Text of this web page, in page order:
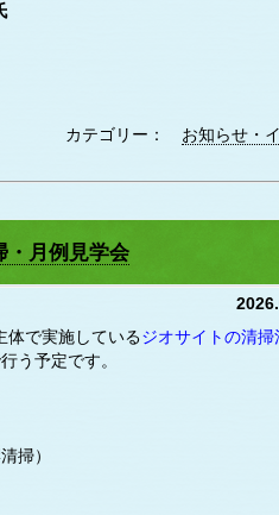
カテゴリー： お知らせ・
・月例見学会
体で実施しているジオサイトの清掃
う予定です。
掃）